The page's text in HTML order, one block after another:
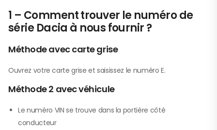
1 – Comment trouver le numéro de
série Dacia à nous fournir ?
Méthode avec carte grise
Ouvrez votre carte grise et saisissez le numéro E.
Méthode 2 avec véhicule
Le numéro VIN se trouve dans la portière côté
conducteur